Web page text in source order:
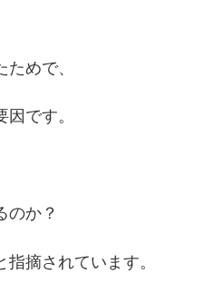
めで、
です。
のか？
摘されています。